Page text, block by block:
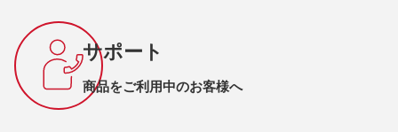
サポート
商品をご利用中のお客様へ